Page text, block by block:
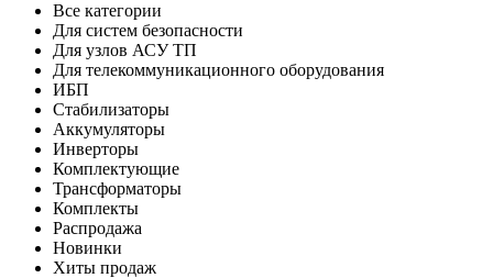
Все категории
Для систем безопасности
Для узлов АСУ ТП
Для телекоммуникационного оборудования
ИБП
Стабилизаторы
Аккумуляторы
Инверторы
Комплектующие
Трансформаторы
Комплекты
Распродажа
Новинки
Хиты продаж